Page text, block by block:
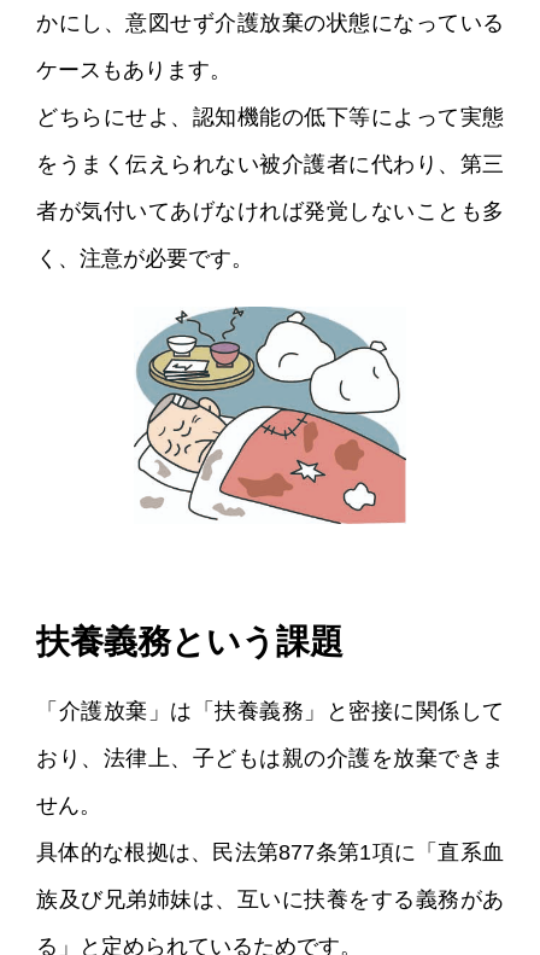
かにし、意図せず介護放棄の状態になっている
ケースもあります。
どちらにせよ、認知機能の低下等によって実態
をうまく伝えられない被介護者に代わり、第三
者が気付いてあげなければ発覚しないことも多
く、注意が必要です。
扶養義務という課題
「介護放棄」は「扶養義務」と密接に関係して
おり、法律上、子どもは親の介護を放棄できま
せん。
具体的な根拠は、民法第877条第1項に「直系血
族及び兄弟姉妹は、互いに扶養をする義務があ
る」と定められているためです。